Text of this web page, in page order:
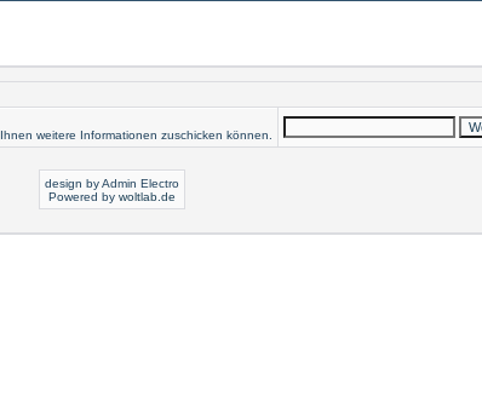
weitere Informationen zuschicken können.
design by Admin Electro
Powered by woltlab.de